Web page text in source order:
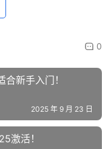
0
新手入门！
2025 年 9 月 23 日
激活！